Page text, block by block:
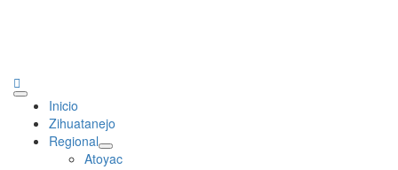
Primary
Menu
Inicio
Zihuatanejo
Regional
Atoyac